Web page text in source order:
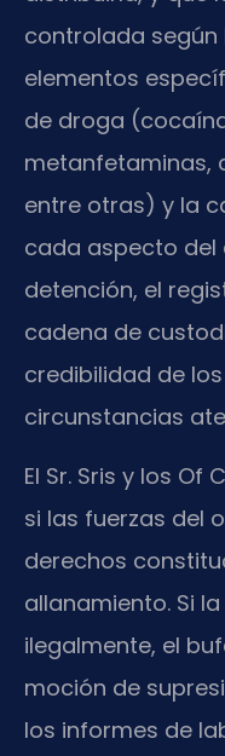
controlada según
elementos
de droga
metanfetaminas,
entre otras) y la
cada aspecto del
detención, el
cadena de
credibilidad de
circunstancias
El Sr. Sris y los Of
si las fuerzas del
derechos
allanamiento. Si
ilegalmente, el
moción de
los informes de